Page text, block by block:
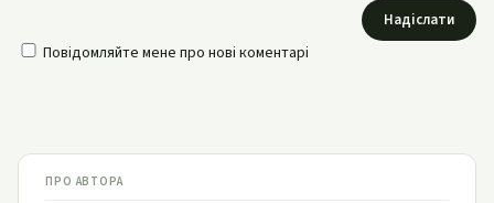
Надіслати
Повідомляйте мене про нові коментарі
ПРО АВТОРА